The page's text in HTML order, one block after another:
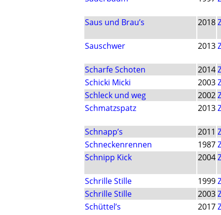
Saus und Brau’s 2018
Sauschwer 2013
Scharfe Schoten 2014
Schicki Micki
2003
Schleck und weg
2002
Schmatzspatz
2013
Schnapp’s 2011
Schneckenrennen
1987
Schnipp Kick
2004
Schrille Stille 1999
Schrille Stille
2003
Schüttel’s
2017